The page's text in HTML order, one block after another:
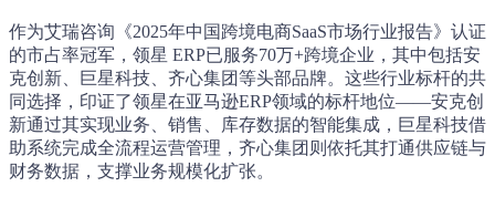
作为艾瑞咨询《2025年中国跨境电商SaaS市场行业报告》认证
的市占率冠军，领星 ERP已服务70万+跨境企业，其中包括安
克创新、巨星科技、齐心集团等头部品牌。这些行业标杆的共
同选择，印证了领星在亚马逊ERP领域的标杆地位——安克创
新通过其实现业务、销售、库存数据的智能集成，巨星科技借
助系统完成全流程运营管理，齐心集团则依托其打通供应链与
财务数据，支撑业务规模化扩张。